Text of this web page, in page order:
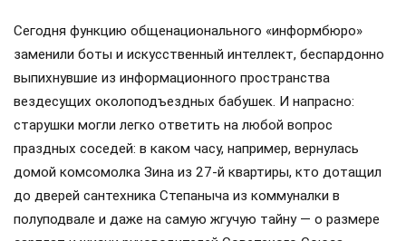
Сегодня функцию общенационального «информбюро»
заменили боты и искусственный интеллект, беспардонно
выпихнувшие из информационного пространства
вездесущих околоподъездных бабушек. И напрасно:
старушки могли легко ответить на любой вопрос
праздных соседей: в каком часу, например, вернулась
домой комсомолка Зина из 27-й квартиры, кто дотащил
до дверей сантехника Степаныча из коммуналки в
полуподвале и даже на самую жгучую тайну — о размере